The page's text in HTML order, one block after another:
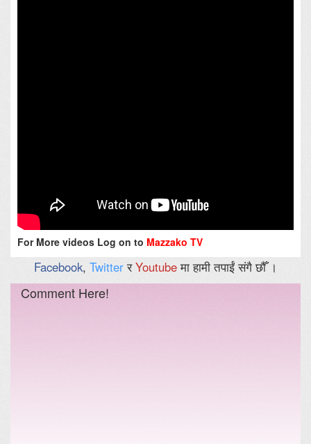
For More videos Log on to Mazzako TV
Facebook, TwitterरYoutubeमा हामी तपाईं संगै छौँ ।
Comment Here!